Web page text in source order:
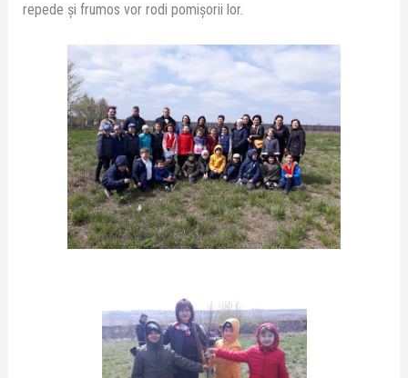
repede şi frumos vor rodi pomişorii lor.